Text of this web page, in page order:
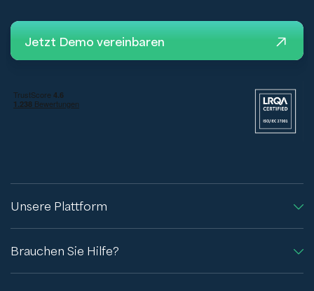
Jetzt Demo vereinbaren
Unsere Plattform
Brauchen Sie Hilfe?